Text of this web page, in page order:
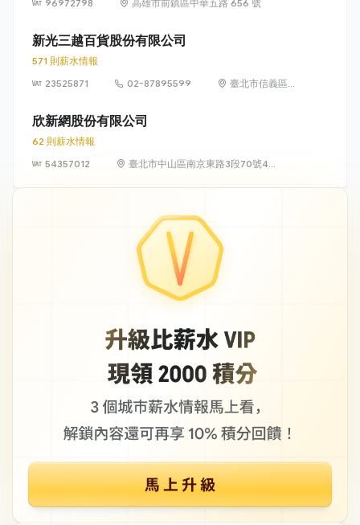
96972798
高雄市前鎮區中華五路 656 號
新光三越百貨股份有限公司
571 則薪水情報
23525871
02-87895599
臺北市信義區松
欣新網股份有限公司
62 則薪水情報
54357012
臺北市中山區南京東路3段70號4